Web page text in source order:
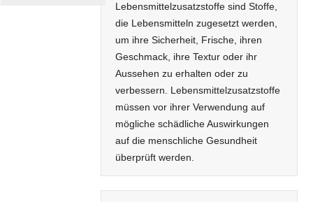
Lebensmittelzusatzstoffe sind Stoffe,
die Lebensmitteln zugesetzt werden,
um ihre Sicherheit, Frische, ihren
Geschmack, ihre Textur oder ihr
Aussehen zu erhalten oder zu
verbessern. Lebensmittelzusatzstoffe
müssen vor ihrer Verwendung auf
mögliche schädliche Auswirkungen
auf die menschliche Gesundheit
überprüft werden.